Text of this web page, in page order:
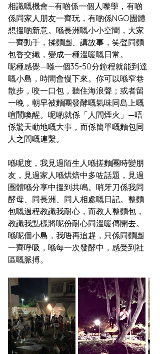
相識嘅機會—有啲係一個人嚟學，有啲
係同家人朋友一齊玩，有啲係NGO團體
想搵啲新意。喺長洲嘅小小空間，大家
一齊動手，揉麵團、講故事，笑聲同麵
包香交織，變成一種溫暖嘅日常。
呢種感覺—喺一個35-50分鐘程就能到達
嘅小島，時間會慢下來。你可以喺窄巷
散步，咬一口包，聽住海浪聲；或者留
一晚，朝早被麵團發酵嘅氣味同島上嘅
喧鬧喚醒。呢啲就係「人間煙火」—唔
係驚天動地嘅大事，而係簡單嘅麵包同
人之間嘅連繫。
喺呢度，我見過陌生人喺搓麵團時變朋
友，見過家人喺烘焙中多咗話題，見過
團體喺分享中搵到共鳴。哨牙刀係我同
酵母、同長洲、同人相處嘅日記。整麵
包嘅過程教識我耐心，而教人整麵包，
教識我點樣將呢份耐心同溫暖傳開去。
喺呢個小島，我唔再追趕，只係同麵團
一齊呼吸，喺每一次發酵中，感受到社
區嘅脈搏。